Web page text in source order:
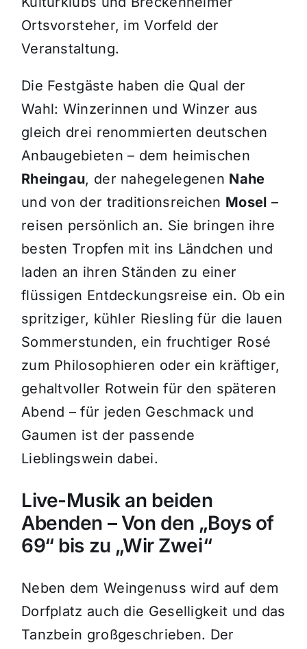
Ortsvorsteher, im Vorfeld der
Veranstaltung.
Die Festgäste haben die Qual der
Wahl: Winzerinnen und Winzer aus
gleich drei renommierten deutschen
Anbaugebieten – dem heimischen
Rheingau, der nahegelegenen Nahe
und von der traditionsreichen Mosel –
reisen persönlich an. Sie bringen ihre
besten Tropfen mit ins Ländchen und
laden an ihren Ständen zu einer
flüssigen Entdeckungsreise ein. Ob ein
spritziger, kühler Riesling für die lauen
Sommerstunden, ein fruchtiger Rosé
zum Philosophieren oder ein kräftiger,
gehaltvoller Rotwein für den späteren
Abend – für jeden Geschmack und
Gaumen ist der passende
Lieblingswein dabei.
Live-Musik an beiden
Abenden – Von den „Boys of
69“ bis zu „Wir Zwei“
Neben dem Weingenuss wird auf dem
Dorfplatz auch die Geselligkeit und das
Tanzbein großgeschrieben. Der